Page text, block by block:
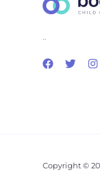
..
Copyright ©